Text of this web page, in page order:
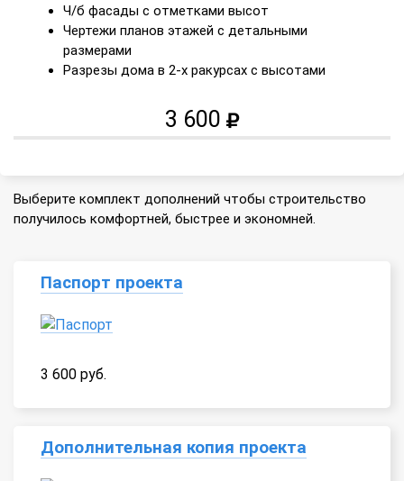
Ч/б фасады с отметками высот
Чертежи планов этажей с детальными
размерами
Разрезы дома в 2-х ракурсах с высотами
3 600
Выберите комплект дополнений чтобы строительство
получилось комфортней, быстрее и экономней.
Паспорт проекта
3 600 руб.
Дополнительная копия проекта